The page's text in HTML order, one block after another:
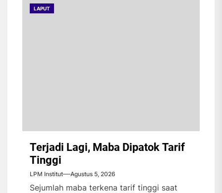
LAPUT
Terjadi Lagi, Maba Dipatok Tarif
Tinggi
LPM Institut Agustus 5, 2026
Sejumlah maba terkena tarif tinggi saat